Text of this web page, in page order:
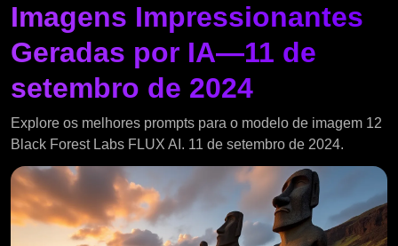
Imagens Impressionantes
Geradas por IA—11 de
setembro de 2024
Explore os melhores prompts para o modelo de imagem 12
Black Forest Labs FLUX AI. 11 de setembro de 2024.